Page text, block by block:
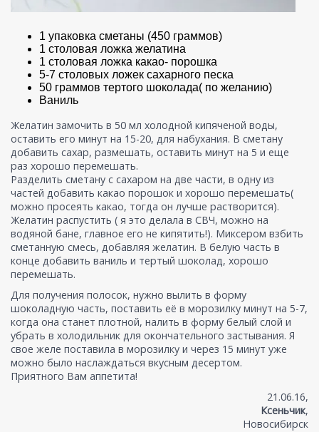
1 упаковка сметаны (450 граммов)
1 столовая ложка желатина
1 столовая ложка какао- порошка
5-7 столовых ложек сахарного песка
50 граммов тертого шоколада( по желанию)
Ваниль
Желатин замочить в 50 мл холодной кипяченой воды,
оставить его минут на 15-20, для набухания. В сметану
добавить сахар, размешать, оставить минут на 5 и еще
раз хорошо перемешать.
Разделить сметану с сахаром на две части, в одну из
частей добавить какао порошок и хорошо перемешать(
можно просеять какао, тогда он лучше растворится).
Желатин распустить ( я это делала в СВЧ, можно на
водяной бане, главное его не кипятить!). Миксером взбить
сметанную смесь, добавляя желатин. В белую часть в
конце добавить ваниль и тертый шоколад, хорошо
перемешать.
Для получения полосок, нужно вылить в форму
шоколадную часть, поставить её в морозилку минут на 5-7,
когда она станет плотной, налить в форму белый слой и
убрать в холодильник для окончательного застывания. Я
свое желе поставила в морозилку и через 15 минут уже
можно было наслаждаться вкусным десертом.
Приятного Вам аппетита!
21.06.16,
Ксеньчик,
Новосибирск